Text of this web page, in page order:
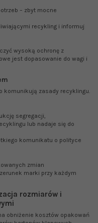
– zbyt mocne
recykling i informuj
wysoką ochronę z
jest dopasowanie do wagi i
komunikują zasady recyklingu.
segregacji,
lub nadaje się do
komunikatu o polityce
zmian
marki przy każdym
rozmiarów i
obniżenie kosztów opakowań